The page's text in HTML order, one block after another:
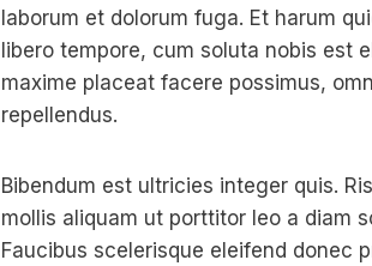
laborum et dolorum fuga. Et harum
libero tempore, cum soluta nobis est
maxime placeat facere possimus,
repellendus.
Bibendum est ultricies integer quis.
mollis aliquam ut porttitor leo a diam
Faucibus scelerisque eleifend donec